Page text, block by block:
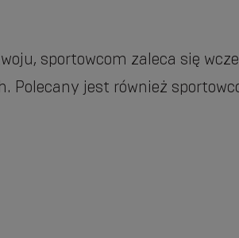
sportowcom zaleca się
Polecany jest również